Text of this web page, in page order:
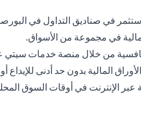
في صناديق التداول في
في مجموعة من الأسواق.
من خلال منصة خدمات سيتي
المالية بدون حد أدنى للإيداع
الإنترنت في أوقات السوق